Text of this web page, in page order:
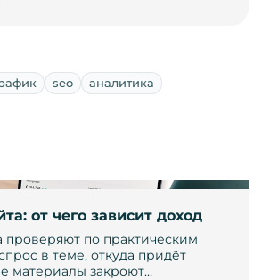
seo аналитика
от чего зависит доход
проверяют по практическим
в теме, откуда придёт
материалы закроют…